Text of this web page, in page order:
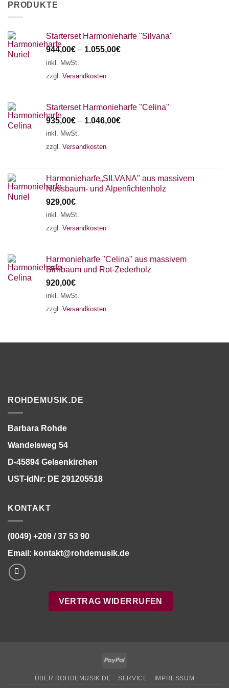
PRODUKTE
Starterset Harmonieharfe "Silvana"
944,00€ – 1.055,00€
inkl. MwSt.
zzgl. Versandkosten
Starterset Harmonieharfe "Celina"
935,00€ – 1.046,00€
inkl. MwSt.
zzgl. Versandkosten
Harmonieharfe„SILVANA" aus massivem
Nussbaum- und Alpenfichtenholz
929,00€
inkl. MwSt.
zzgl. Versandkosten
Harmonieharfe "Celina" aus massivem
Birnbaum und Rot-Zederholz
920,00€
inkl. MwSt.
zzgl. Versandkosten
ROHDEMUSIK.DE
Barbara Rohde
Wandelsweg 54
D-45894 Gelsenkirchen
UST-IdNr: DE 291205518
KONTAKT
(0049) +209 / 37 53 90
Email: kontakt@rohdemusik.de
VERTRAG WIDERRUFEN
PayPal
ÜBER ROHDEMUSIK.DE SERVICE IMPRESSUM